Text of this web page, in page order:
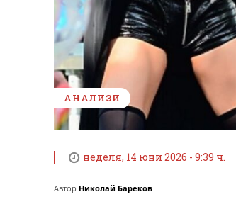
АНАЛИЗИ
неделя, 14 юни 2026 - 9:39 ч.
Автор Николай Бареков